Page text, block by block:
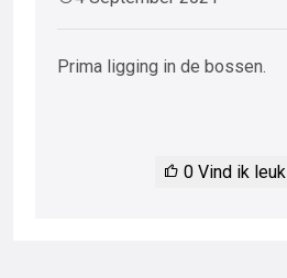
Prima ligging in de bossen.
0 Vind ik leuk